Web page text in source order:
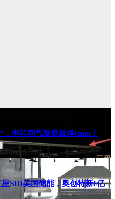
电芯间气凝胶最厚6mm！
SDI美国储能，奥创特新8亿